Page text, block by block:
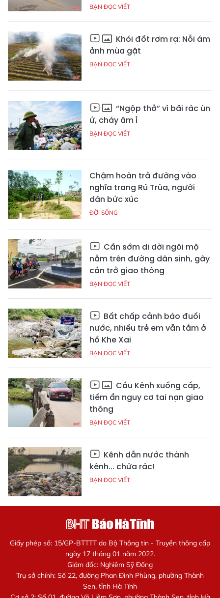
BẠN ĐỌC VIẾT
Khói đốt rơm rạ: Nỗi ám
ảnh mùa gặt
BẠN ĐỌC VIẾT
“Ngộp thở” vì bãi rác ùn
ứ, cháy âm ỉ
BẠN ĐỌC VIẾT
Chậm hoàn trả đường vào
nghĩa trang Rú Trùa, người
dân bức xúc
ĐỜI SỐNG
Cần sớm di dời ngôi mộ
nằm trên đường dân sinh, gây
cản trở giao thông
BẠN ĐỌC VIẾT
Bất chấp cảnh báo đuối
nước, nhiều trẻ em vẫn tắm ở
hồ Khe Xai
BẠN ĐỌC VIẾT
Cầu Kênh xuống cấp,
tiềm ẩn nguy cơ tai nạn giao
thông
BẠN ĐỌC VIẾT
Kênh dẫn nước thành
kênh... chứa rác!
BẠN ĐỌC VIẾT
Giấy phép số: 15/GP-BTTTT do Bộ Thông tin - Truyền thông cấp
ngày 17 tháng 01 năm 2022.
Giám đốc: Nghiêm Sỹ Đống
Trụ sở chính: Số 22, đường Phan Đình Phùng, phường Thành
Sen, tỉnh Hà Tĩnh